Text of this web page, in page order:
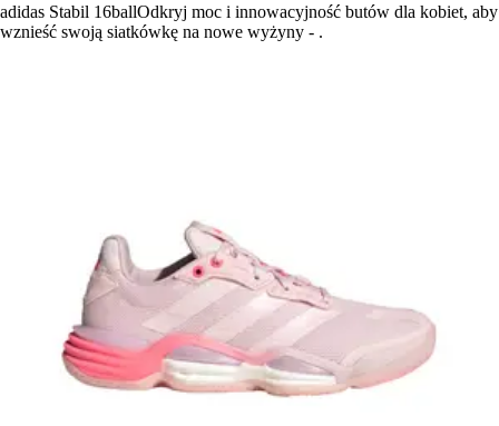
adidas Stabil 16ballOdkryj moc i innowacyjność butów dla kobiet, aby
wznieść swoją siatkówkę na nowe wyżyny - .